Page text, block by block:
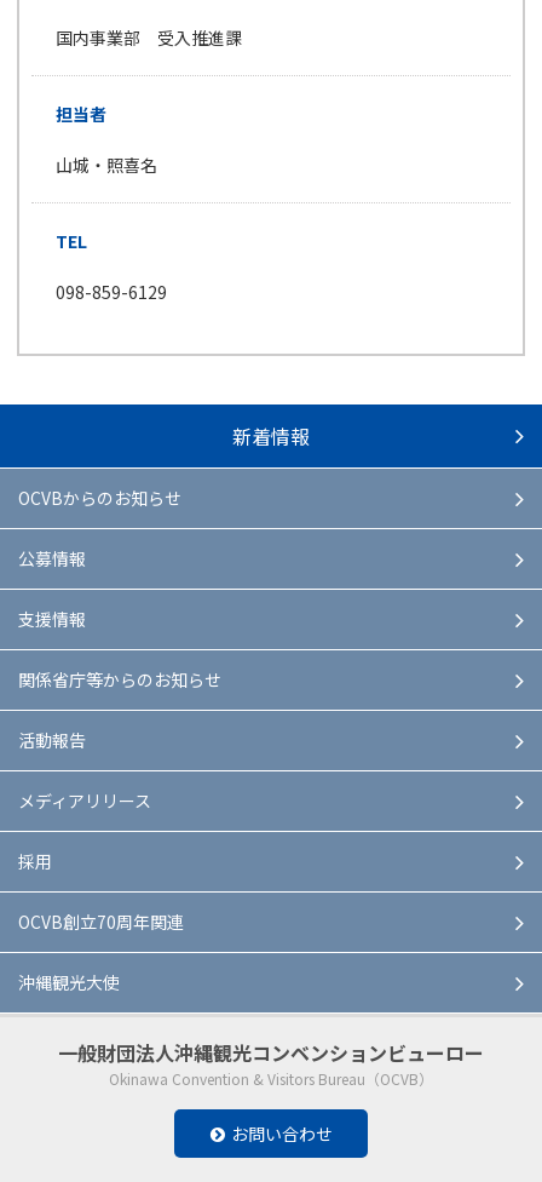
国内事業部 受入推進課
担当者
山城・照喜名
TEL
098-859-6129
新着情報
OCVBからのお知らせ
公募情報
支援情報
関係省庁等からのお知らせ
活動報告
メディアリリース
採用
OCVB創立70周年関連
沖縄観光大使
一般財団法人沖縄観光コンベンションビューロー
Okinawa Convention & Visitors Bureau（OCVB）
お問い合わせ